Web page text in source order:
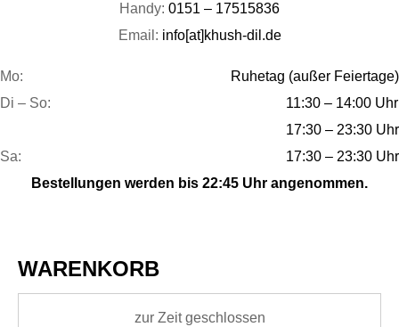
Handy: 0151 – 17515836
Email: info[at]khush-dil.de
Mo:
Ruhetag (außer Feiertage)
Di – So:
11:30 – 14:00 Uhr
17:30 – 23:30 Uhr
Sa:
17:30 – 23:30 Uhr
Bestellungen werden bis 22:45 Uhr angenommen.
WARENKORB
zur Zeit geschlossen